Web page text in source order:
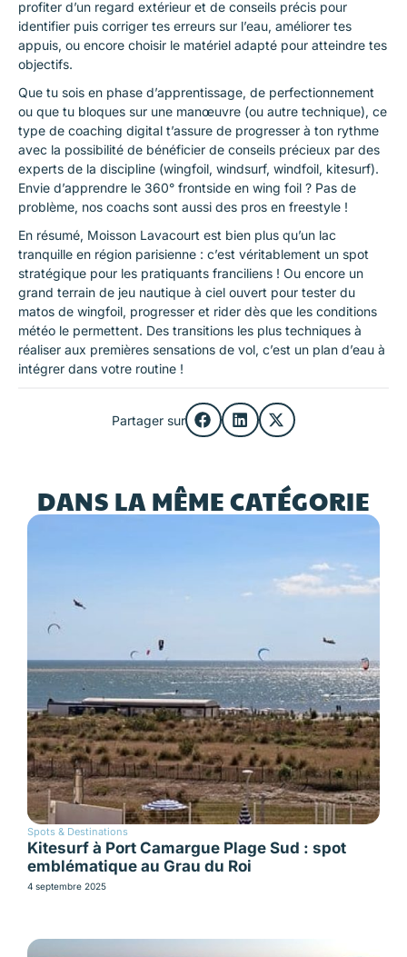
profiter d’un regard extérieur et de conseils précis pour
identifier puis corriger tes erreurs sur l’eau, améliorer tes
appuis, ou encore choisir le matériel adapté pour atteindre tes
objectifs.
Que tu sois en phase d’apprentissage, de perfectionnement
ou que tu bloques sur une manœuvre (ou autre technique), ce
type de coaching digital t’assure de progresser à ton rythme
avec la possibilité de bénéficier de conseils précieux par des
experts de la discipline (wingfoil, windsurf, windfoil, kitesurf).
Envie d’apprendre le 360° frontside en wing foil ? Pas de
problème, nos coachs sont aussi des pros en freestyle !
En résumé, Moisson Lavacourt est bien plus qu’un lac
tranquille en région parisienne : c’est véritablement un spot
stratégique pour les pratiquants franciliens ! Ou encore un
grand terrain de jeu nautique à ciel ouvert pour tester du
matos de wingfoil, progresser et rider dès que les conditions
météo le permettent. Des transitions les plus techniques à
réaliser aux premières sensations de vol, c’est un plan d’eau à
intégrer dans votre routine !
Partager sur
DANS LA MÊME CATÉGORIE
Spots & Destinations
Kitesurf à Port Camargue Plage Sud : spot
emblématique au Grau du Roi
4 septembre 2025